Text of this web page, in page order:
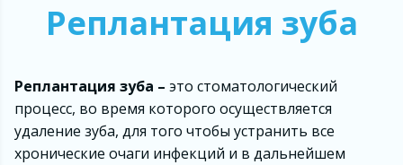
Реплантация зуба
Реплантация зуба – это стоматологический
процесс, во время которого осуществляется
удаление зуба, для того чтобы устранить все
хронические очаги инфекций и в дальнейшем